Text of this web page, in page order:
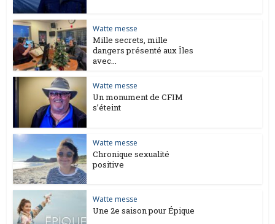
Watte messe
Mille secrets, mille
dangers présenté aux Îles
avec...
Watte messe
Un monument de CFIM
s’éteint
Watte messe
Chronique sexualité
positive
Watte messe
Une 2e saison pour Épique